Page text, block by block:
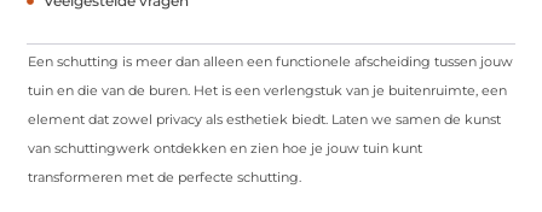
Een schutting is meer dan alleen een functionele afscheiding tussen jouw
tuin en die van de buren. Het is een verlengstuk van je buitenruimte, een
element dat zowel privacy als esthetiek biedt. Laten we samen de kunst
van schuttingwerk ontdekken en zien hoe je jouw tuin kunt
transformeren met de perfecte schutting.